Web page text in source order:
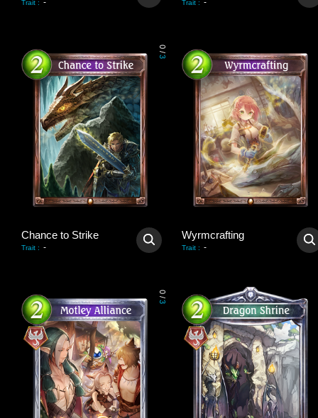
Trait : - Trait : -
0
/
3
Chance to Strike
Trait : -
Wyrmcrafting
Trait : -
0
/
3